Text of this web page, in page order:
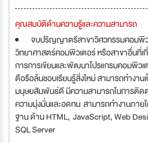
คุณสมบัติด้านความรู้และความสามารถ
จบปริญญาตรีสาขาวิศวกรรมคอมพิ
วิทยาศาสตร์คอมพิวเตอร์ หรือสาขาอื่นที่เ
การการเขียนและพัฒนาโปรแกรมคอมพิว
ตือรือล้นชอบเรียนรู้สิ่งใหม่ สามารถทำงาน
มนุษยสัมพันธ์ดี มีความสามารถในการติด
ความมุ่งมั่นและอดทน สามารถทำงานภา
ฐาน ด้าน HTML, JavaScript, Web
SQL Server